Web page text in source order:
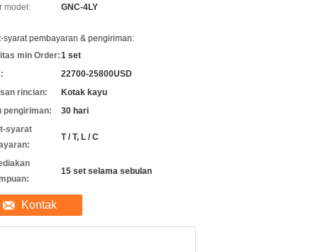
model:
GNC-4LY
syarat pembayaran & pengiriman:
min Order:1 set
22700-25800USD
rincian:
Kotak kayu
pengiriman:
30 hari
syarat
T / T, L / C
15 set selama sebulan
Kontak